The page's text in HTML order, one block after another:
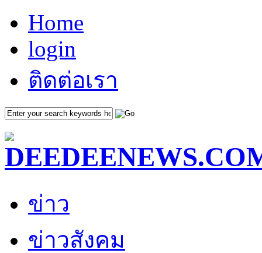
Home
login
ติดต่อเรา
ข่าว
ข่าวสังคม